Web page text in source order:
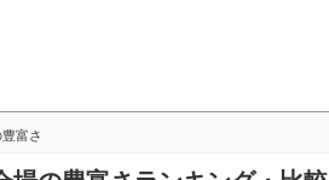
富さ